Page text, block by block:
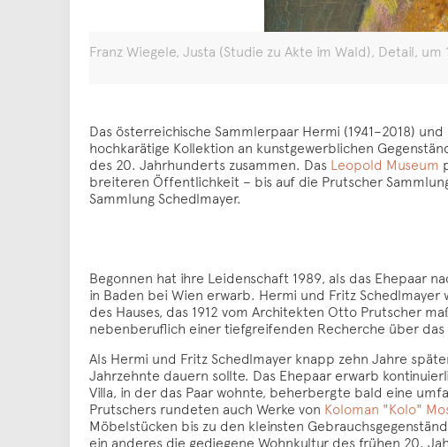
Franz Wiegele, Justa (Studie zu Akte im Wald), Detail,
Das österreichische Sammlerpaar Hermi (1941–2018)
hochkarätige Kollektion an kunstgewerblichen
des 20. Jahrhunderts zusammen. Das Leopold Museum
breiteren Öffentlichkeit – bis auf die Prutscher
Sammlung Schedlmayer.
Begonnen hat ihre Leidenschaft 1989, als das Ehepaar
in Baden bei Wien erwarb. Hermi und Fritz
des Hauses, das 1912 vom Architekten Otto Prutscher
nebenberuflich einer tiefgreifenden Recherche über
Als Hermi und Fritz Schedlmayer knapp zehn Jahre
Jahrzehnte dauern sollte. Das Ehepaar erwarb
Villa, in der das Paar wohnte, beherbergte bald eine
Prutschers rundeten auch Werke von Koloman "Kolo"
Möbelstücken bis zu den kleinsten
ein anderes die gediegene Wohnkultur des frühen 20.